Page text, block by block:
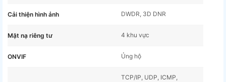
Cải thiện hình ảnh DWDR, 3D DNR
Mặt nạ riêng tư 4 khu vực
ONVIF Ủng hộ
TCP/IP, UDP, ICMP,